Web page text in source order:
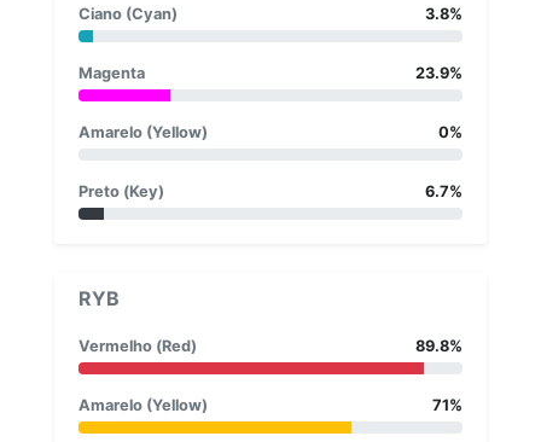
Ciano (Cyan) 3.8%
Magenta 23.9%
Amarelo (Yellow) 0%
Preto (Key) 6.7%
RYB
Vermelho (Red) 89.8%
Amarelo (Yellow) 71%